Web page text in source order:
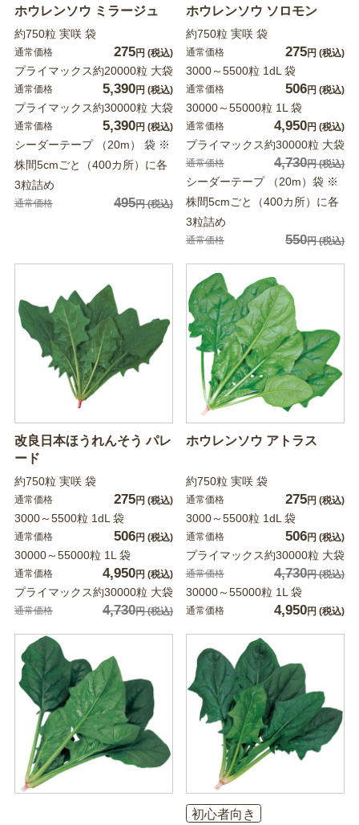
ホウレンソウ ミラージュ
約750粒 実咲 袋
通常価格 275円 (税込)
プライマックス約20000粒 大袋
通常価格 5,390円 (税込)
プライマックス約30000粒 大袋
通常価格 5,390円 (税込)
シーダーテープ （20m） 袋 ※
株間5cmごと（400カ所）に各
3粒詰め
通常価格 495円(税込)
ホウレンソウ ソロモン
約750粒 実咲 袋
通常価格 275円 (税込)
3000～5500粒 1dL 袋
通常価格 506円 (税込)
30000～55000粒 1L 袋
通常価格 4,950円 (税込)
プライマックス約30000粒 大袋
通常価格 4,730円(税込)
シーダーテープ （20m）袋 ※
株間5cmごと（400カ所）に各
3粒詰め
通常価格 550円(税込)
改良日本ほうれんそう パレ
ード
約750粒 実咲 袋
通常価格 275円 (税込)
3000～5500粒 1dL 袋
通常価格 506円 (税込)
30000～55000粒 1L 袋
通常価格 4,950円 (税込)
プライマックス約30000粒 大袋
通常価格 4,730円(税込)
ホウレンソウ アトラス
約750粒 実咲 袋
通常価格 275円 (税込)
3000～5500粒 1dL 袋
通常価格 506円 (税込)
プライマックス約30000粒 大袋
通常価格 4,730円(税込)
30000～55000粒 1L 袋
通常価格 4,950円 (税込)
初心者向き